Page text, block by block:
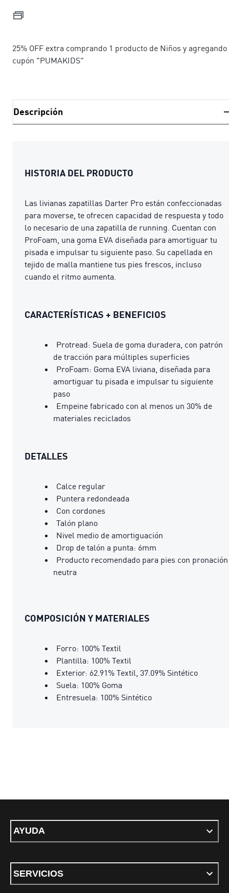
25% OFF extra comprando 1 producto de Niños y
cupón "PUMAKIDS"
Descripción
HISTORIA DEL PRODUCTO
Las livianas zapatillas Darter Pro están confeccionadas
para moverse, te ofrecen capacidad de respuesta y todo
lo necesario de una zapatilla de running. Cuentan con
ProFoam, una goma EVA diseñada para amortiguar tu
pisada e impulsar tu siguiente paso. Su capellada en
tejido de malla mantiene tus pies frescos, incluso
cuando el ritmo aumenta.
CARACTERÍSTICAS + BENEFICIOS
Protread: Suela de goma duradera, con patrón
de tracción para múltiples superficies
ProFoam: Goma EVA liviana, diseñada para
amortiguar tu pisada e impulsar tu siguiente
paso
Empeine fabricado con al menos un 30% de
materiales reciclados
DETALLES
Calce regular
Puntera redondeada
Con cordones
Talón plano
Nivel medio de amortiguación
Drop de talón a punta: 6mm
Producto recomendado para pies con pronación
neutra
COMPOSICIÓN Y MATERIALES
Forro: 100% Textil
Plantilla: 100% Textil
Exterior: 62.91% Textil, 37.09% Sintético
Suela: 100% Goma
Entresuela: 100% Sintético
AYUDA
SERVICIOS